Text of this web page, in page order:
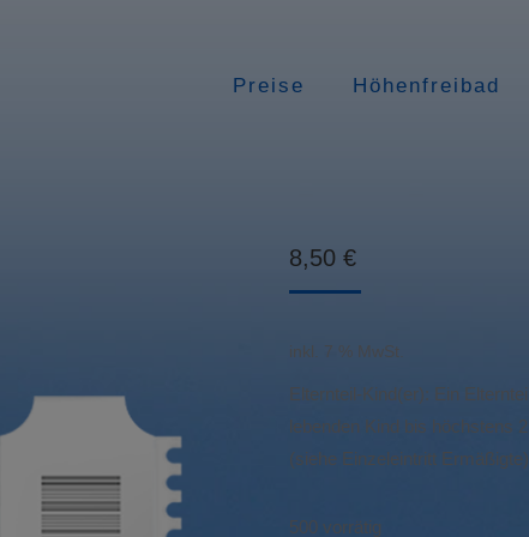
Preise Höhenfreibad
8,50 €
inkl. 7 % MwSt.
Elternteil-Kind(er): Ein
lebenden Kind bis höchstens
(siehe Einzeleintritt Ermäßigte)
500 vorrätig